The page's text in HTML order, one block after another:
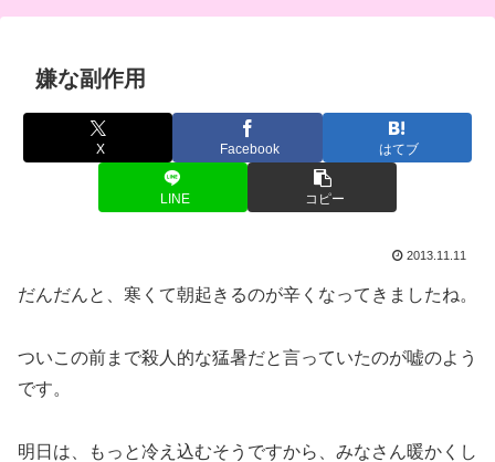
嫌な副作用
X Facebook はてブ
LINE コピー
2013.11.11
だんだんと、寒くて朝起きるのが辛くなってきましたね。
ついこの前まで殺人的な猛暑だと言っていたのが嘘のよう
です。
明日は、もっと冷え込むそうですから、みなさん暖かくし